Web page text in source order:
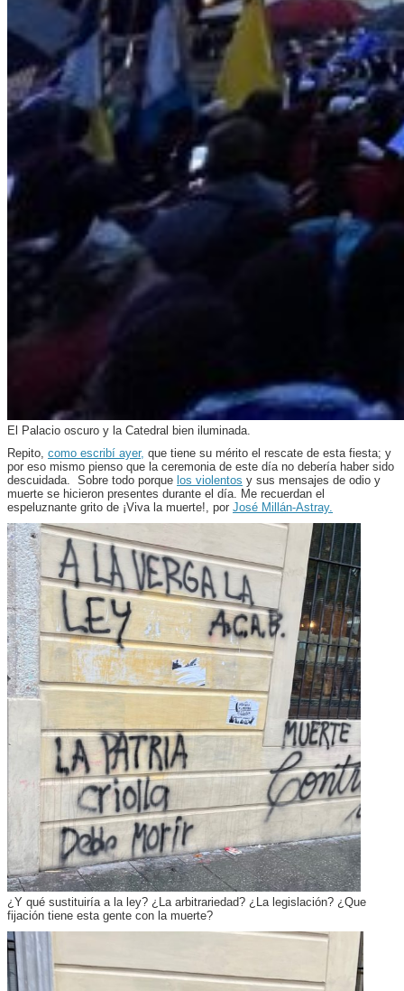
El Palacio oscuro y la Catedral bien iluminada.
Repito, como escribí ayer, que tiene su mérito el rescate de esta fiesta; y
por eso mismo pienso que la ceremonia de este día no debería haber sido
descuidada. Sobre todo porque los violentos y sus mensajes de odio y
muerte se hicieron presentes durante el día. Me recuerdan el
espeluznante grito de ¡Viva la muerte!, por José Millán-Astray.
¿Y qué sustituiría a la ley? ¿La arbitrariedad? ¿La legislación? ¿Que
fijación tiene esta gente con la muerte?